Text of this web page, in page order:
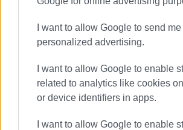
I want to allow Google to send me
personalized advertising.
I want to allow Google to enable
related to analytics like cookies
or device identifiers in apps.
I want to allow Google to enable